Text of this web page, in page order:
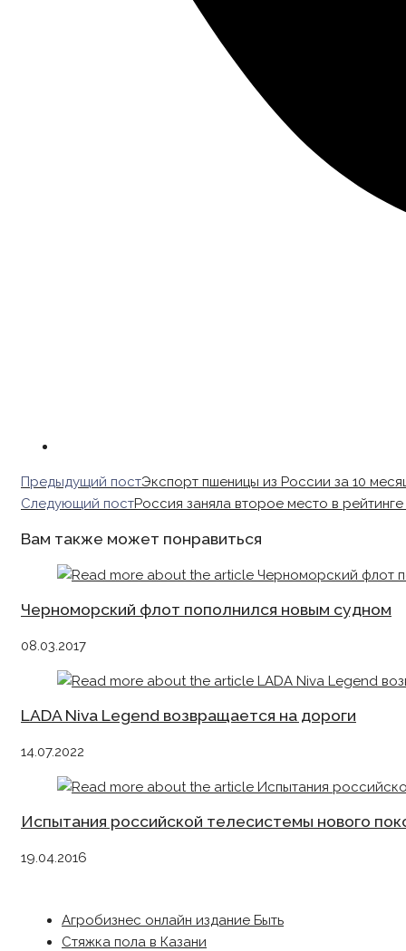
Read
more
Предыдущий постЭкспорт пшеницы из России за 10
Следующий постРоссия заняла второе место в
Вам также может понравиться
Черноморский флот пополнился новым судном
08.03.2017
LADA Niva Legend возвращается на дороги
14.07.2022
Испытания российской телесистемы нового
19.04.2016
Агробизнес онлайн издание Быть
Стяжка пола в Казани